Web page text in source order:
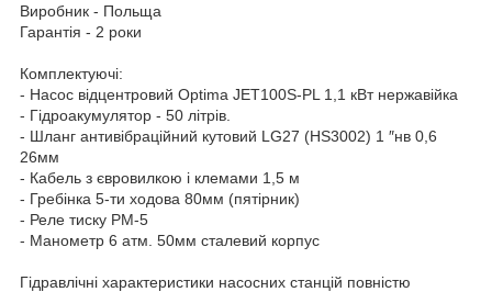
Виробник - Польща
Гарантія - 2 роки
Комплектуючі:
- Насос відцентровий Optima JET100S-PL 1,1 кВт нержавійка
- Гідроакумулятор - 50 літрів.
- Шланг антивібраційний кутовий LG27 (HS3002) 1 ″нв 0,6
26мм
- Кабель з євровилкою і клемами 1,5 м
- Гребінка 5-ти ходова 80мм (пятірник)
- Реле тиску PM-5
- Манометр 6 атм. 50мм сталевий корпус
Гідравлічні характеристики насосних станцій повністю